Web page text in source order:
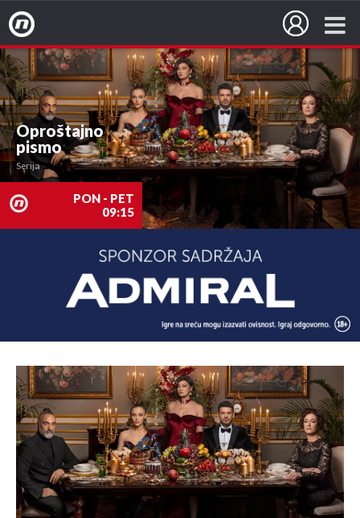
Oproštajno
pismo
Serija
PON - PET
09:15
Nova TV